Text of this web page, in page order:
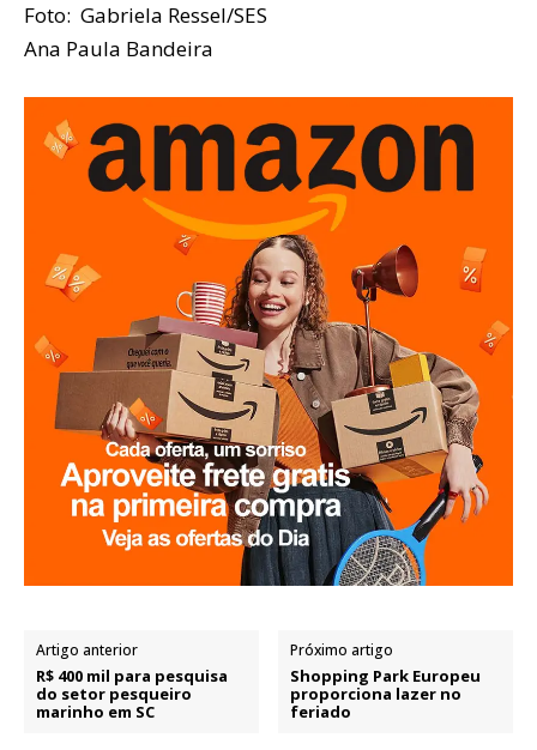
Foto: Gabriela Ressel/SES
Ana Paula Bandeira
Artigo anterior
R$ 400 mil para pesquisa
do setor pesqueiro
marinho em SC
Próximo artigo
Shopping Park Europeu
proporciona lazer no
feriado